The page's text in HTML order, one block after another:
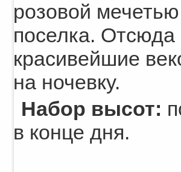
розовой
поселка. Отсюда
красивейшие
на ночевку.
Набор высот:
в конце дня.